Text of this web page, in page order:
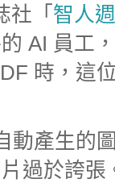
社「 智人
AI 員工
時，這
動產生的
過於誇張